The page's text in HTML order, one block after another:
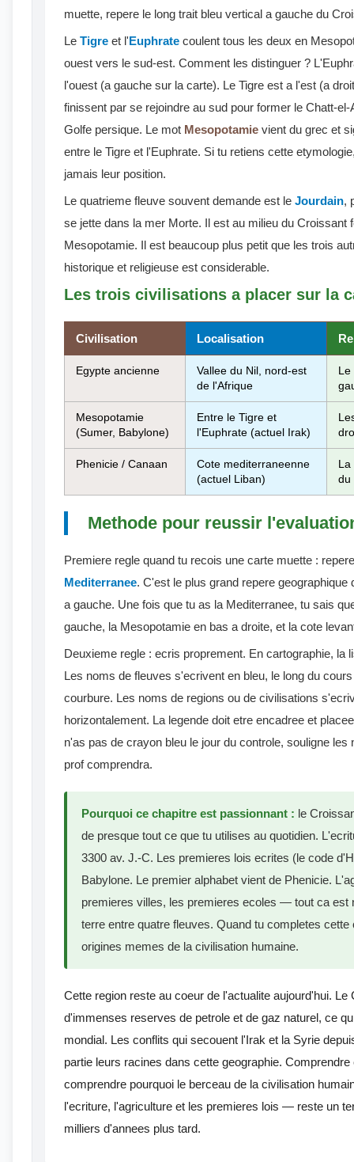
muette, repere le long trait bleu vertical a gauche du
Le Tigre et l'Euphrate coulent tous les deux en
ouest vers le sud-est. Comment les distinguer ?
l'ouest (a gauche sur la carte). Le Tigre est a l'est (a
finissent par se rejoindre au sud pour former le Chatt-
Golfe persique. Le mot Mesopotamie vient du grec et
entre le Tigre et l'Euphrate. Si tu retiens cette
jamais leur position.
Le quatrieme fleuve souvent demande est le Jourdain,
se jette dans la mer Morte. Il est au milieu du Croissant
Mesopotamie. Il est beaucoup plus petit que les trois
historique et religieuse est considerable.
Les trois civilisations a placer sur la
Civilisation Localisation
Egypte ancienne
Vallee du Nil, nord-est
de l'Afrique
Le
Mesopotamie
(Sumer, Babylone)
Entre le Tigre et
l'Euphrate (actuel Irak)
Phenicie / Canaan
Cote mediterraneenne
(actuel Liban)
La
du
Methode pour reussir
Premiere regle quand tu recois une carte muette :
Mediterranee. C'est le plus grand repere geographique
a gauche. Une fois que tu as la Mediterranee, tu sais
gauche, la Mesopotamie en bas a droite, et la cote
Deuxieme regle : ecris proprement. En cartographie, la
Les noms de fleuves s'ecrivent en bleu, le long du
courbure. Les noms de regions ou de civilisations
horizontalement. La legende doit etre encadree et
n'as pas de crayon bleu le jour du controle, souligne
prof comprendra.
Pourquoi ce chapitre est passionnant : le
de presque tout ce que tu utilises au quotidien.
3300 av. J.-C. Les premieres lois ecrites (le code
Babylone. Le premier alphabet vient de Phenicie.
premieres villes, les premieres ecoles — tout ca est
terre entre quatre fleuves. Quand tu completes
origines memes de la civilisation humaine.
Cette region reste au coeur de l'actualite aujourd'hui.
d'immenses reserves de petrole et de gaz naturel, ce
mondial. Les conflits qui secouent l'Irak et la Syrie
partie leurs racines dans cette geographie.
comprendre pourquoi le berceau de la civilisation
l'ecriture, l'agriculture et les premieres lois — reste un
milliers d'annees plus tard.